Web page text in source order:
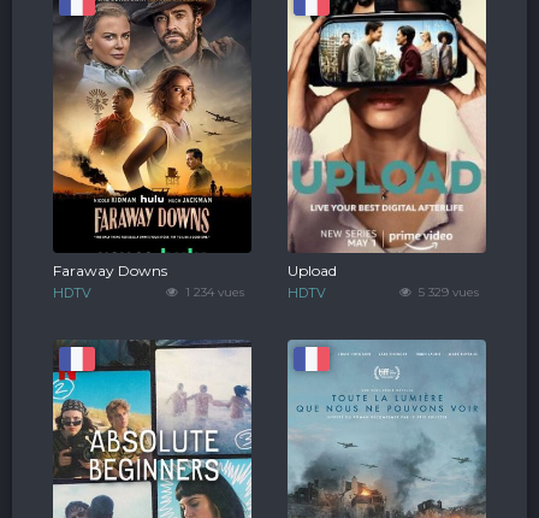
1 234 vues
Faraway Downs
HDTV 5 329 vues
Upload
HDTV